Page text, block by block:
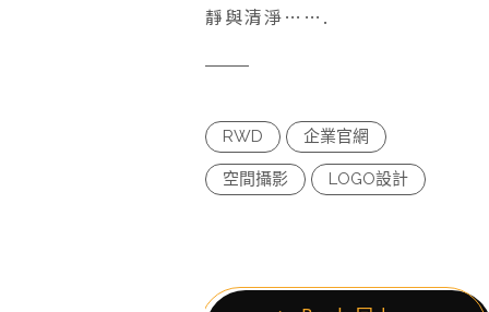
靜與清淨…….
RWD 企業官網
空間攝影 LOGO設計